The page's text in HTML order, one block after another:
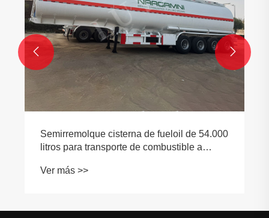
Semirremolque cisterna de fueloil de 54.000
litros para transporte de combustible a
guía de compra
Ver más >>
 